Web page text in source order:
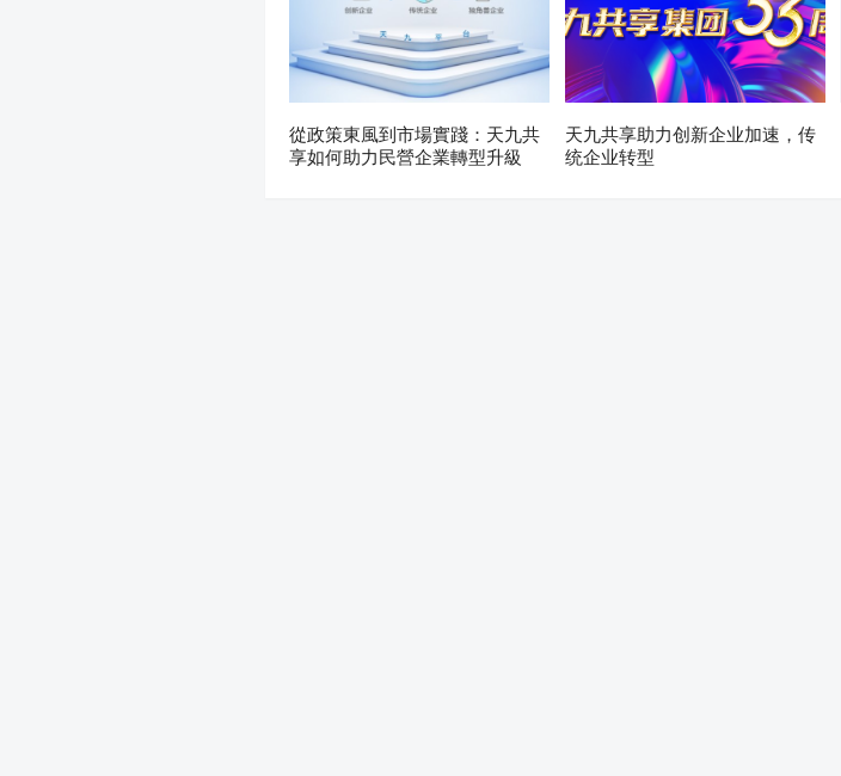
從政策東風到市場實踐：天九共
享如何助力民營企業轉型升級
天九共享助力创新企业加速，传
统企业转型